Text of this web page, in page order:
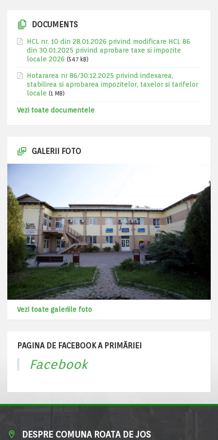
DOCUMENTS
HCL nr. 10 din 28.01.2026 privind modificare HCL 86
din 30.01.2025 privind aprobare taxe si impozite
locale 2026 (547 kB)
Hotararea nr 86/30.12.2025 privind indexarea,
stabilirea si aprobarea impozitelor, taxelor si tarifelor
locale (1 MB)
Vezi toate documentele
GALERII FOTO
Vezi toate galeriile foto
PAGINA DE FACEBOOK A PRIMĂRIEI
Facebook
DESPRE COMUNA ROATA DE JOS